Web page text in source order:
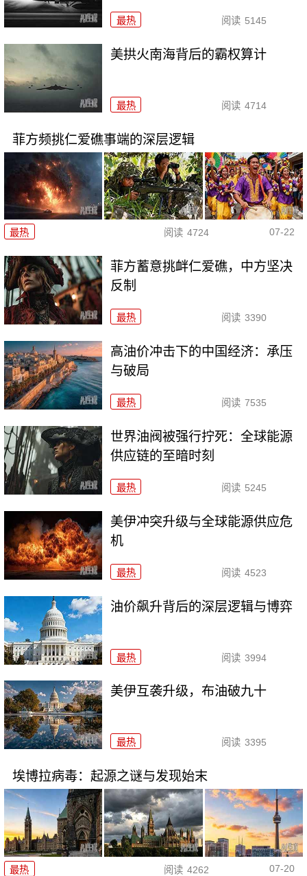
最热 阅读 5145
美拱火南海背后的霸权算计
最热 阅读 4714
菲方频挑仁爱礁事端的深层逻辑
最热 阅读 4724 07-22
菲方蓄意挑衅仁爱礁，中方坚决
反制
最热 阅读 3390
高油价冲击下的中国经济：承压
与破局
最热 阅读 7535
世界油阀被强行拧死：全球能源
供应链的至暗时刻
最热 阅读 5245
美伊冲突升级与全球能源供应危
机
最热 阅读 4523
油价飙升背后的深层逻辑与博弈
最热 阅读 3994
美伊互袭升级，布油破九十
最热 阅读 3395
埃博拉病毒：起源之谜与发现始末
最热 阅读 4262 07-20